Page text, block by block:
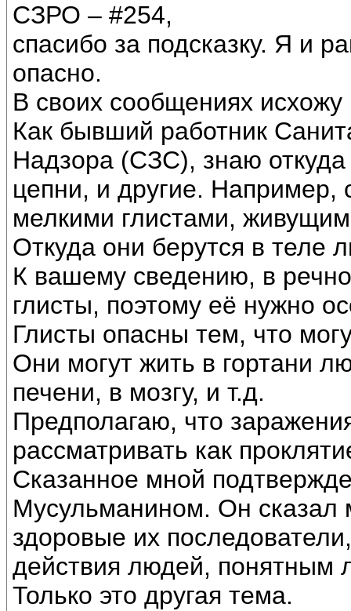
СЗРО – #254,
спасибо за подсказку. Я и
опасно.
В своих сообщениях исхожу
Как бывший работник
Надзора (СЗС), знаю
цепни, и другие. Например,
мелкими глистами,
Откуда они берутся в теле
К вашему сведению, в
глисты, поэтому её нужно
Глисты опасны тем, что
Они могут жить в гортани
печени, в мозгу, и т.д.
Предполагаю, что
рассматривать как
Сказанное мной
Мусульманином. Он
здоровые их
действия людей, понятным
Только это другая тема.